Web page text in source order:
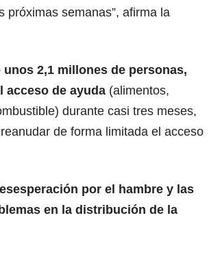
próximas semanas”, afirma la
2,1 millones de personas,
acceso de ayuda (alimentos,
durante casi tres meses,
de forma limitada el acceso
por el hambre y las
en la distribución de la